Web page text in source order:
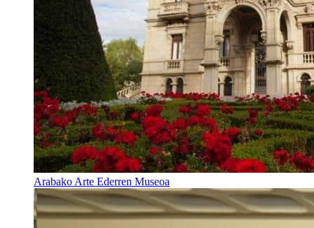
Arabako Arte Ederren Museoa